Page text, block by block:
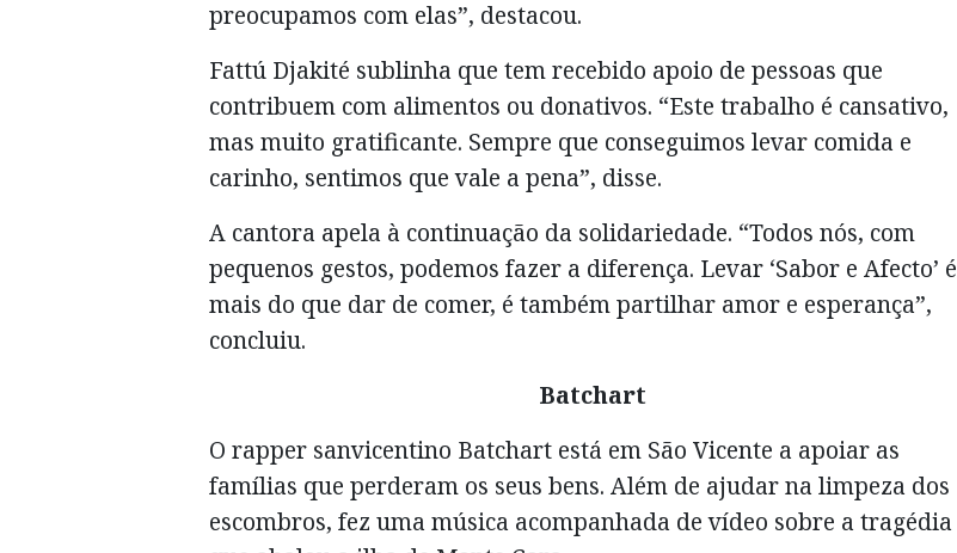
preocupamos com elas”, destacou.
Fattú Djakité sublinha que tem recebido apoio de pessoas que
contribuem com alimentos ou donativos. “Este trabalho é cansativo,
mas muito gratificante. Sempre que conseguimos levar comida e
carinho, sentimos que vale a pena”, disse.
A cantora apela à continuação da solidariedade. “Todos nós, com
pequenos gestos, podemos fazer a diferença. Levar ‘Sabor e Afecto’ é
mais do que dar de comer, é também partilhar amor e esperança”,
concluiu.
Batchart
O rapper sanvicentino Batchart está em São Vicente a apoiar as
famílias que perderam os seus bens. Além de ajudar na limpeza dos
escombros, fez uma música acompanhada de vídeo sobre a tragédia